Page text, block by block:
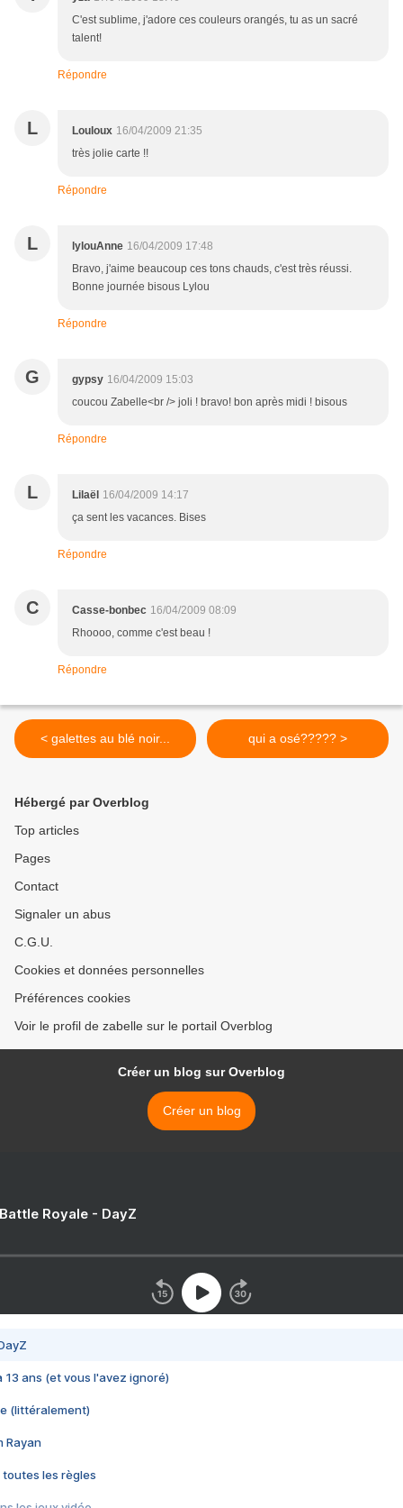
C'est sublime, j'adore ces couleurs orangés, tu as un sacré
talent!
Répondre
L Louloux 16/04/2009 21:35
très jolie carte !!
Répondre
L lylouAnne 16/04/2009 17:48
Bravo, j'aime beaucoup ces tons chauds, c'est très réussi.
Bonne journée bisous Lylou
Répondre
G gypsy 16/04/2009 15:03
coucou Zabelle<br /> joli ! bravo! bon après midi ! bisous
Répondre
L Lilaël 16/04/2009 14:17
ça sent les vacances. Bises
Répondre
C Casse-bonbec 16/04/2009 08:09
Rhoooo, comme c'est beau !
Répondre
< galettes au blé noir... qui a osé????? >
Hébergé par Overblog
Top articles
Pages
Contact
Signaler un abus
C.G.U.
Cookies et données personnelles
Préférences cookies
Voir le profil de zabelle sur le portail Overblog
Créer un blog sur Overblog
Créer un blog
Royale - DayZ
13 ans (et vous l'avez ignoré)
(littéralement)
Rayan
toutes les règles